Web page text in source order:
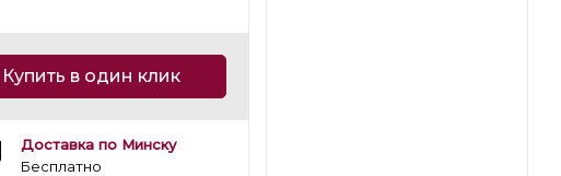
Купить в один клик
Доставка по Минску
Бесплатно